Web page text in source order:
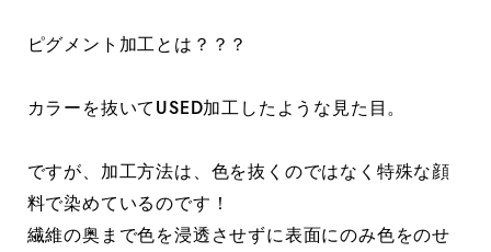
ピグメント加工とは？？？
カラーを抜いてUSED加工したような見た目。
ですが、加工方法は、色を抜くのではなく特殊な顔
料で染めているのです！
繊維の奥まで色を浸透させずに表面にのみ色をのせ